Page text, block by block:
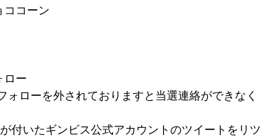
ココーン
ロー
ローを外されておりますと当選連絡ができなく
付いたギンビス公式アカウントのツイートをリツ